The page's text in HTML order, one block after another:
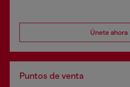
Únete ahora
Puntos de venta